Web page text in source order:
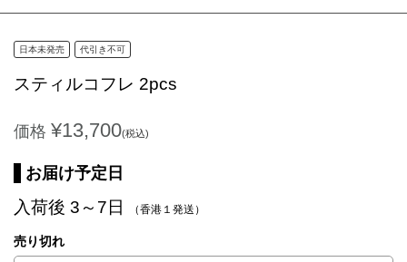
日本未発売 代引き不可
スティルコフレ 2pcs
価格 ¥13,700(税込)
お届け予定日
入荷後 3～7日 （香港１発送）
売り切れ